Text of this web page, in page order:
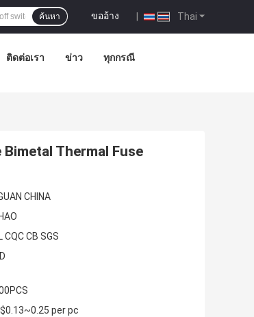
Thai
ขออ้าง |
ค้นหา
ติดต่อเรา ข่าว ทุกกรณี
Thermal Fuse
CHINA
CQC CB SGS
per pc